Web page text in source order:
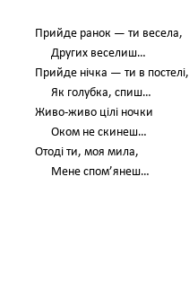
Прийде ранок — ти весела,
Других веселиш…
Прийде нічка — ти в постелі,
Як голубка, спиш…
Живо-живо цілі ночки
Оком не скинеш…
Отоді ти, моя мила,
Мене спом’янеш…